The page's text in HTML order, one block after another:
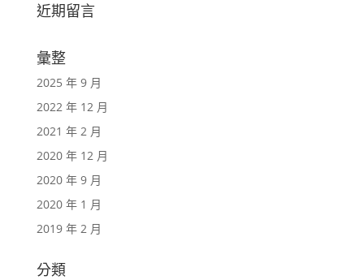
近期留言
彙整
2025 年 9 月
2022 年 12 月
2021 年 2 月
2020 年 12 月
2020 年 9 月
2020 年 1 月
2019 年 2 月
分類